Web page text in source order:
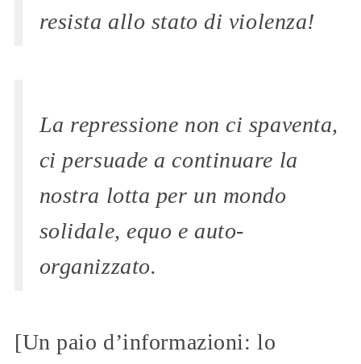
resista allo stato di violenza!
La repressione non ci spaventa,
ci persuade a continuare la
nostra lotta per un mondo
solidale, equo e auto-
organizzato.
[Un paio d’informazioni: lo